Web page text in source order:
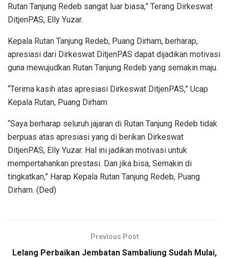
Rutan Tanjung Redeb sangat luar biasa,” Terang Dirkeswat
DitjenPAS, Elly Yuzar.
Kepala Rutan Tanjung Redeb, Puang Dirham, berharap,
apresiasi dari Dirkeswat DitjenPAS dapat dijadikan motivasi
guna mewujudkan Rutan Tanjung Redeb yang semakin maju.
“Terima kasih atas apresiasi Dirkeswat DitjenPAS,” Ucap
Kepala Rutan, Puang Dirham
“Saya berharap seluruh jajaran di Rutan Tanjung Redeb tidak
berpuas atas apresiasi yang di berikan Dirkeswat
DitjenPAS, Elly Yuzar. Hal ini jadikan motivasi untuk
mempertahankan prestasi. Dan jika bisa, Semakin di
tingkatkan,” Harap Kepala Rutan Tanjung Redeb, Puang
Dirham. (Ded)
Previous Post
Lelang Perbaikan Jembatan Sambaliung Sudah Mulai,